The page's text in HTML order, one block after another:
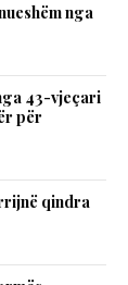
nga
43-vjeçari
për
qindra